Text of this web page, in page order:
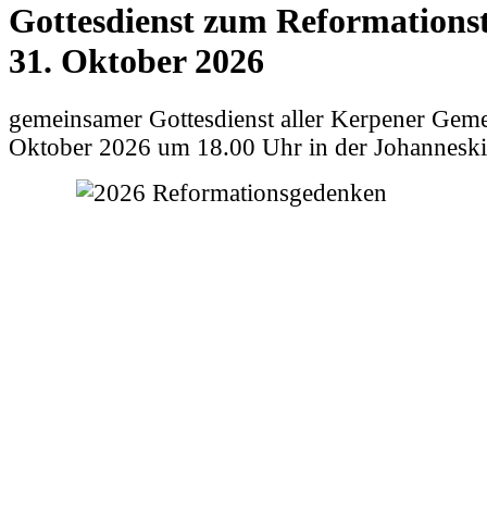
Gottesdienst zum
31. Oktober 2026
gemeinsamer Gottesdienst aller Kerpener
Oktober 2026 um 18.00 Uhr in der